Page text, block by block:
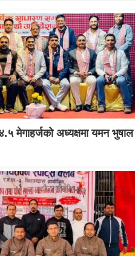
मेगाहर्जको अध्यक्षमा यमन भुषाल